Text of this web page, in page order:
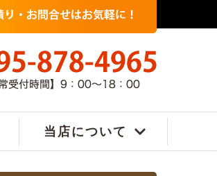
当店について